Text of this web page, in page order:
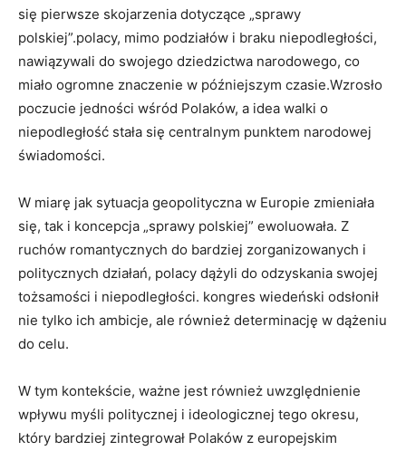
się pierwsze skojarzenia dotyczące „sprawy
polskiej”.polacy, mimo podziałów i braku niepodległości,
nawiązywali do swojego dziedzictwa narodowego, co
miało ogromne znaczenie w późniejszym czasie.Wzrosło
poczucie jedności wśród Polaków, a idea walki o
niepodległość stała się centralnym punktem narodowej
świadomości.
W miarę jak sytuacja geopolityczna w Europie zmieniała
się, tak i koncepcja „sprawy polskiej” ewoluowała. Z
ruchów romantycznych do bardziej zorganizowanych i
politycznych działań, polacy dążyli do odzyskania swojej
tożsamości i niepodległości. kongres wiedeński odsłonił
nie tylko ich ambicje, ale również determinację w dążeniu
do celu.
W tym kontekście, ważne jest również uwzględnienie
wpływu myśli politycznej i ideologicznej tego okresu,
który bardziej zintegrował Polaków z europejskim